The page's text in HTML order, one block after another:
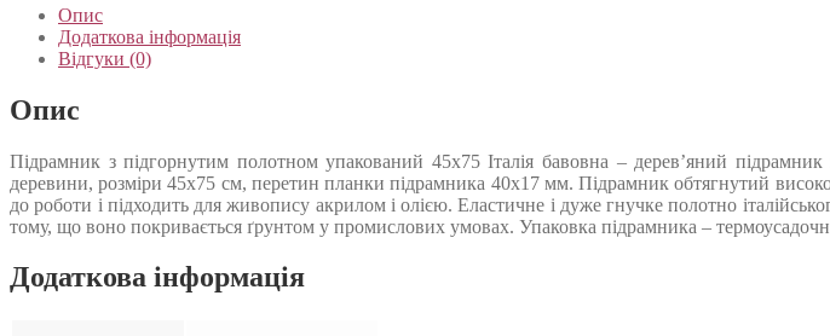
Опис
Додаткова інформація
Відгуки (0)
Опис
Підрамник з підгорнутим полотном упакований 45х75 Італія бавовна – дерев’яний
деревини, розміри 45х75 см, перетин планки підрамника 40х17 мм. Підрамник обтягнутий
до роботи і підходить для живопису акрилом і олією. Еластичне і дуже гнучке полотно
тому, що воно покривається ґрунтом у промислових умовах. Упаковка підрамника –
Додаткова інформація